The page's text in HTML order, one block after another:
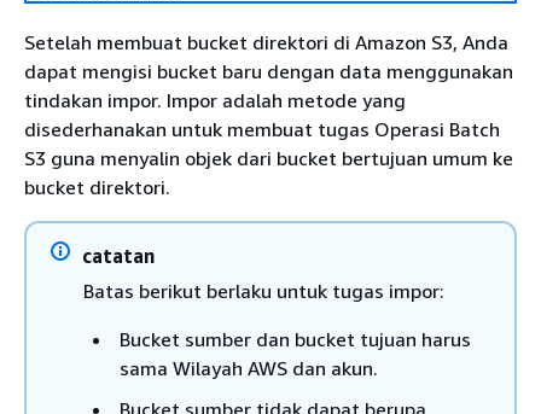
Setelah membuat bucket direktori di Amazon S3, Anda
dapat mengisi bucket baru dengan data menggunakan
tindakan impor. Impor adalah metode yang
disederhanakan untuk membuat tugas Operasi Batch
S3 guna menyalin objek dari bucket bertujuan umum ke
bucket direktori.
catatan
Batas berikut berlaku untuk tugas impor:
Bucket sumber dan bucket tujuan harus
sama Wilayah AWS dan akun.
Bucket sumber tidak dapat berupa